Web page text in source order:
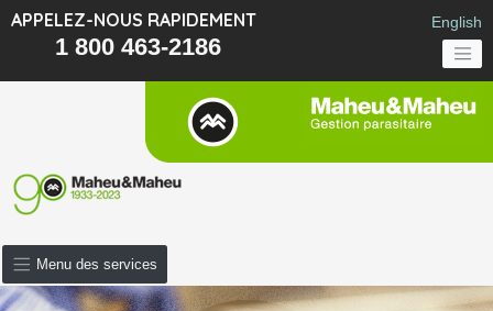
APPELEZ-NOUS RAPIDEMENT
1 800 463-2186
English
Menu des services